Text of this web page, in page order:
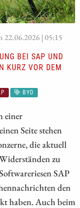
22.06.2026 | 05:15
BEI SAP UND
KURZ VOR DEM
BYD
einer
Seite stehen
die aktuell
zu
SAP
den
haben. Auch beim